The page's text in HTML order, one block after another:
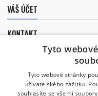
VÁŠ ÚČET
KONTAKT
Tyto
Tyto webové stránky
uživatelského zážitku.
souhlasíte se všemi